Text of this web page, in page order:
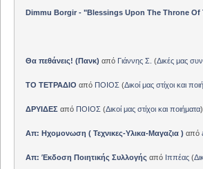
Dimmu Borgir - "Blessings Upon The Throne
Θα πεθάνεις! (Πανκ) από Γιάννης Σ. (Δικές μας
ΤΟ ΤΕΤΡΑΔΙΟ από ΠΟΙΟΣ (Δικοί μας στίχοι και
ΔΡΥΙΔΕΣ από ΠΟΙΟΣ (Δικοί μας στίχοι και ποιήματα)
Απ: Ηχομονωση ( Τεχνικες-Υλικα-Μαγαζια ) από
Απ: Έκδοση Ποιητικής Συλλογής από Ιππέας(